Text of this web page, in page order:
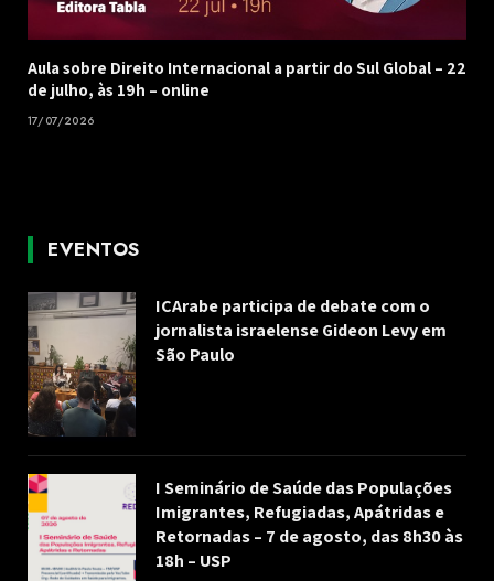
Aula sobre Direito Internacional a partir do Sul Global – 22
de julho, às 19h – online
17/07/2026
EVENTOS
ICArabe participa de debate com o
jornalista israelense Gideon Levy em
São Paulo
I Seminário de Saúde das Populações
Imigrantes, Refugiadas, Apátridas e
Retornadas – 7 de agosto, das 8h30 às
18h – USP